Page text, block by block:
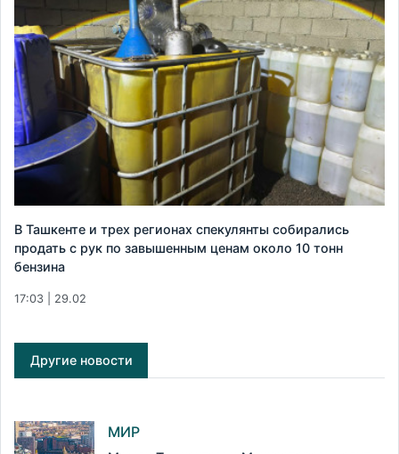
В Ташкенте и трех регионах спекулянты собирались
продать с рук по завышенным ценам около 10 тонн
бензина
17:03 | 29.02
Другие новости
МИР